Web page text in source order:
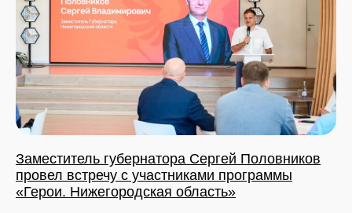
Заместитель губернатора Сергей Половников
провел встречу с участниками программы
«Герои. Нижегородская область»